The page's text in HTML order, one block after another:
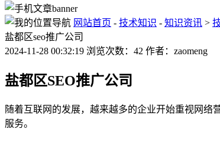
网站首页 - 技术知识 - 知识资讯 >
盐都区seo推广公司
2024-11-28 00:32:19 浏览次数：42 作者：zaomeng
盐都区SEO推广公司
随着互联网的发展，越来越多的企业开始重视网络
服务。